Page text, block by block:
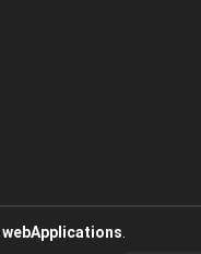
webApplications